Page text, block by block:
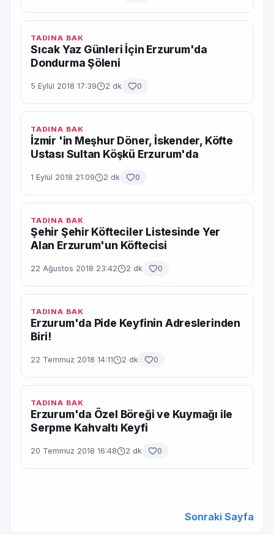
TADINA BAK
Sıcak Yaz Günleri İçin Erzurum'da
Dondurma Şöleni
5 Eylül 2018 17:39 2 dk 0
TADINA BAK
İzmir 'in Meşhur Döner, İskender, Köfte
Ustası Sultan Köşkü Erzurum'da
1 Eylül 2018 21:09 2 dk 0
TADINA BAK
Şehir Şehir Köfteciler Listesinde Yer
Alan Erzurum'un Köftecisi
22 Ağustos 2018 23:42 2 dk 0
TADINA BAK
Erzurum'da Pide Keyfinin Adreslerinden
Biri!
22 Temmuz 2018 14:11 2 dk 0
TADINA BAK
Erzurum'da Özel Böreği ve Kuymağı ile
Serpme Kahvaltı Keyfi
20 Temmuz 2018 16:48 2 dk 0
Sonraki Sayfa